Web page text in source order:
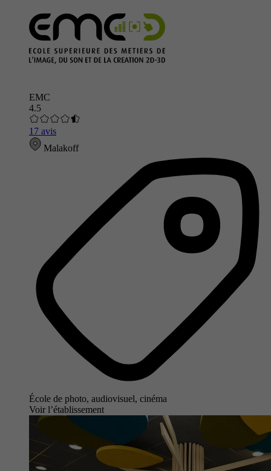
EMC
4.5
17 avis
Malakoff
École de photo, audiovisuel, cinéma
Voir l’établissement